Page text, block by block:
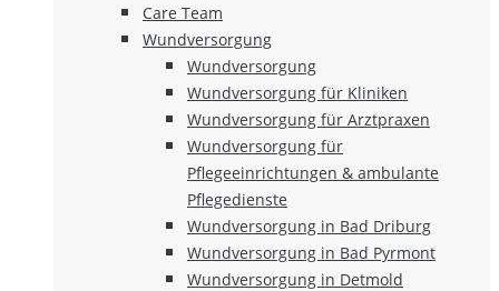
Care Team
Wundversorgung
Wundversorgung
Wundversorgung für Kliniken
Wundversorgung für Arztpraxen
Wundversorgung für
Pflegeeinrichtungen & ambulante
Pflegedienste
Wundversorgung in Bad Driburg
Wundversorgung in Bad Pyrmont
Wundversorgung in Detmold